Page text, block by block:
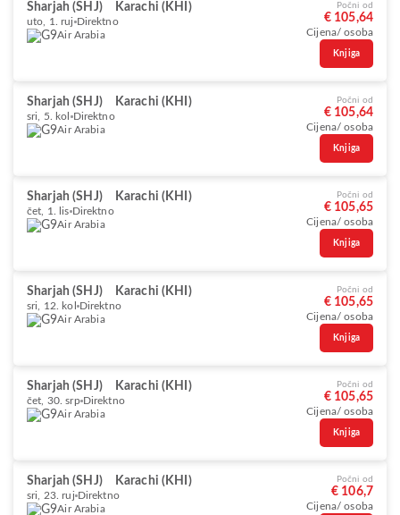
Sharjah (SHJ) Karachi (KHI)
uto, 1. ruj Direktno
Air Arabia
Počni od
€ 105,64
Cijena/ osoba
Knjiga
Sharjah (SHJ) Karachi (KHI)
sri, 5. kol Direktno
Air Arabia
Počni od
€ 105,64
Cijena/ osoba
Knjiga
Sharjah (SHJ) Karachi (KHI)
čet, 1. lis Direktno
Air Arabia
Počni od
€ 105,65
Cijena/ osoba
Knjiga
Sharjah (SHJ) Karachi (KHI)
sri, 12. kol Direktno
Air Arabia
Počni od
€ 105,65
Cijena/ osoba
Knjiga
Sharjah (SHJ) Karachi (KHI)
čet, 30. srp Direktno
Air Arabia
Počni od
€ 105,65
Cijena/ osoba
Knjiga
Sharjah (SHJ) Karachi (KHI)
sri, 23. ruj Direktno
Air Arabia
Počni od
€ 106,7
Cijena/ osoba